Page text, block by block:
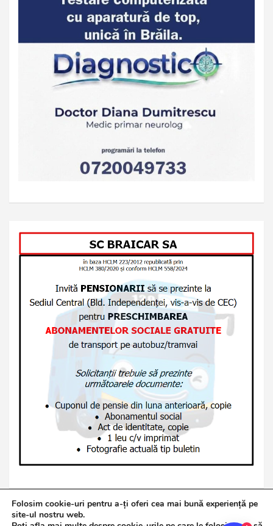
Folosim cookie-uri pentru a-ți oferi cea mai bună experiență pe
site-ul nostru web.